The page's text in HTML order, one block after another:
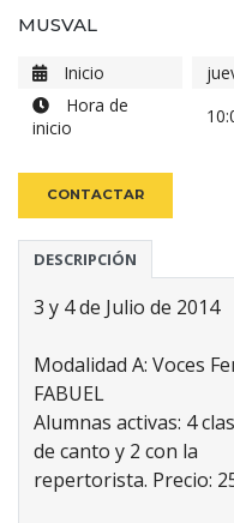
MUSVAL
Inicio
Hora de
inicio
CONTACTAR
DESCRIPCIÓN
3 y 4 de Julio de 2014
Modalidad A: Voces
FABUEL
Alumnas activas: 4
de canto y 2 con la
repertorista. Precio: